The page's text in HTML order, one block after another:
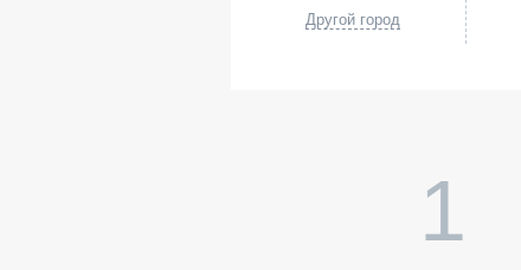
Другой город
1